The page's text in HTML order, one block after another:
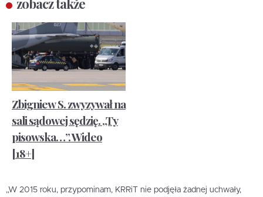
zobacz także
Zbigniew S. zwyzywał na
sali sądowej sędzię. „Ty
pisowska…”. Wideo
[18+]
„W 2015 roku, przypominam, KRRiT nie podjęła żadnej uchwały,